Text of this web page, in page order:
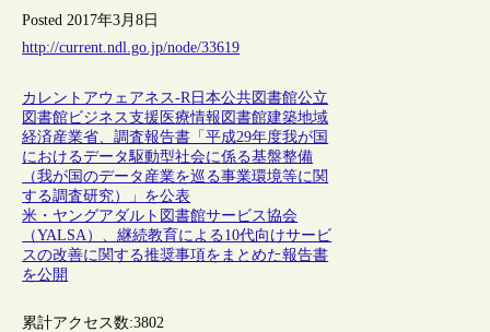
Posted 2017年3月8日
http://current.ndl.go.jp/node/33619
カレントアウェアネス-R日本公共図書館公立
図書館ビジネス支援 医療情報 図書館建築地域
経済産業省、調査報告書「平成29年度我が国
におけるデータ駆動型社会に係る基盤整備
（我が国のデータ産業を巡る事業環境等に関
する調査研究）」を公表
米・ヤングアダルト図書館サービス協会
（YALSA）、継続教育による10代向けサービ
スの改善に関する推奨事項をまとめた報告書
を公開
累計アクセス数:3802